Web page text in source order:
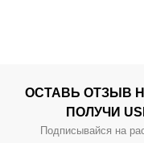
ОСТАВЬ ОТЗЫВ
ПОЛУЧИ
Подписывайся на